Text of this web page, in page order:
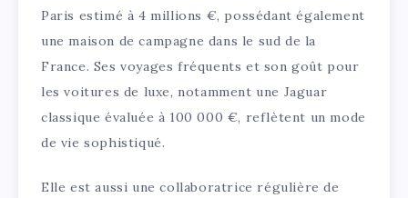
Paris estimé à 4 millions €, possédant également
une maison de campagne dans le sud de la
France. Ses voyages fréquents et son goût pour
les voitures de luxe, notamment une Jaguar
classique évaluée à 100 000 €, reflètent un mode
de vie sophistiqué.
Elle est aussi une collaboratrice régulière de